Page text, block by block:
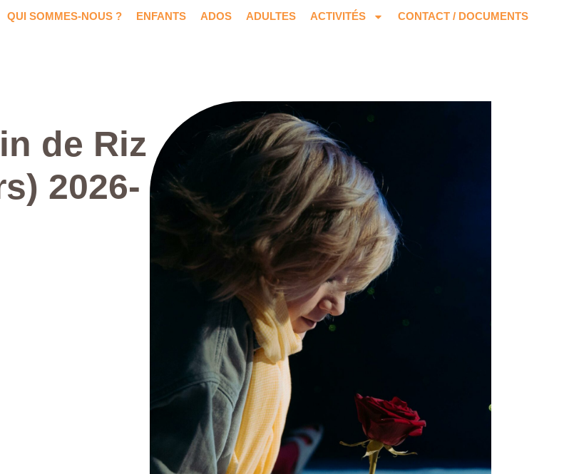
QUI SOMMES-NOUS ? ENFANTS ADOS ADULTES ACTIVITÉS CONTACT / DOCUMENTS
de Riz
2026-